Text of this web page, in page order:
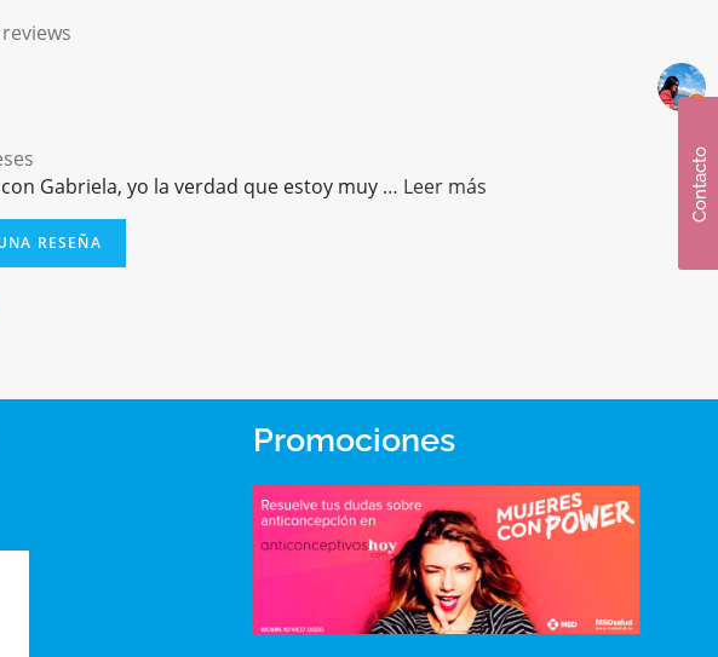
Contacto
Gabriela, yo la verdad que estoy muy … Leer más
RESEÑA
Promociones